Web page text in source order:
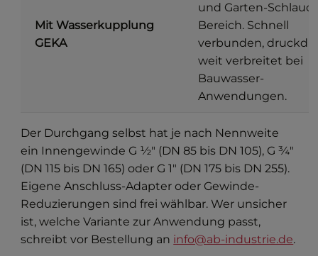
Mit Wasserkupplung
GEKA
und Garten-
Bereich. Schnell
verbunden,
weit verbreitet bei
Bauwasser-
Anwendungen.
Der Durchgang selbst hat je nach Nennweite
ein Innengewinde G ½″ (DN 85 bis DN 105), G ¾″
(DN 115 bis DN 165) oder G 1″ (DN 175 bis DN 255).
Eigene Anschluss-Adapter oder Gewinde-
Reduzierungen sind frei wählbar. Wer unsicher
ist, welche Variante zur Anwendung passt,
schreibt vor Bestellung an info@ab-industrie.de.